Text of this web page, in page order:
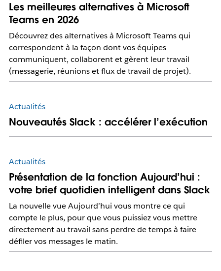
Les meilleures alternatives à Microsoft
Teams en 2026
Découvrez des alternatives à Microsoft Teams qui
correspondent à la façon dont vos équipes
communiquent, collaborent et gèrent leur travail
(messagerie, réunions et flux de travail de projet).
Actualités
Nouveautés Slack : accélérer l’exécution
Actualités
Présentation de la fonction Aujourd’hui :
votre brief quotidien intelligent dans Slack
La nouvelle vue Aujourd’hui vous montre ce qui
compte le plus, pour que vous puissiez vous mettre
directement au travail sans perdre de temps à faire
défiler vos messages le matin.